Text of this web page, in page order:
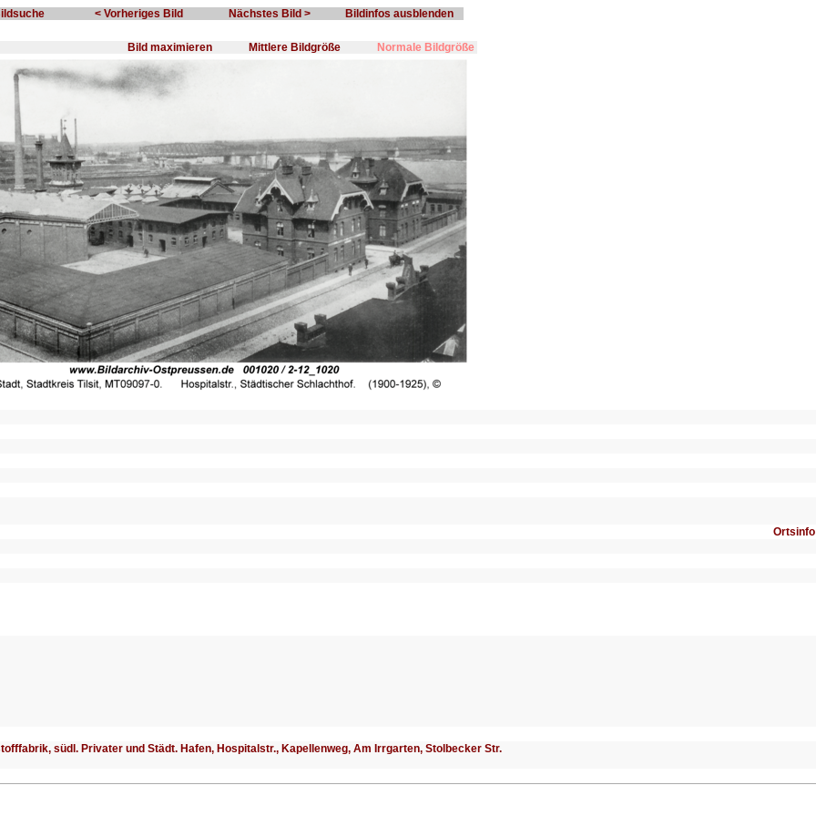
< Vorheriges Bild Nächstes Bild > Bildinfos ausblenden
Normale Bildgröße
Mittlere Bildgröße
Bild maximieren
Ortsinfo
südl. Privater und Städt. Hafen, Hospitalstr., Kapellenweg, Am Irrgarten, Stolbecker Str.